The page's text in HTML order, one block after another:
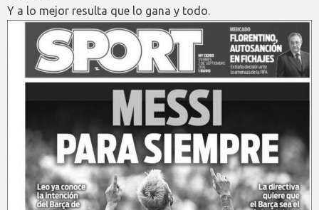
Y a lo mejor resulta que lo gana y todo.